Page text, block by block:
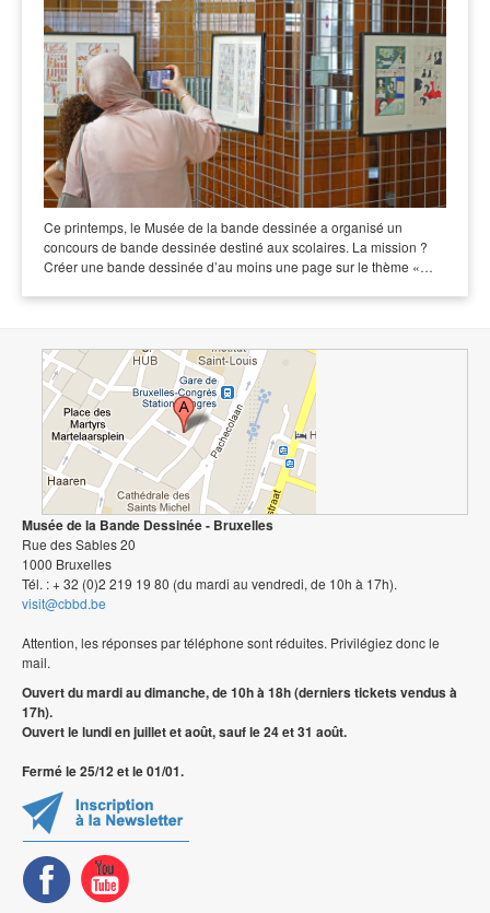
Ce printemps, le Musée de la bande dessinée a organisé un
concours de bande dessinée destiné aux scolaires. La mission ?
Créer une bande dessinée d’au moins une page sur le thème «…
Musée de la Bande Dessinée - Bruxelles
Rue des Sables 20
1000 Bruxelles
Tél. : + 32 (0)2 219 19 80 (du mardi au vendredi, de 10h à 17h).
visit@cbbd.be
Attention, les réponses par téléphone sont réduites. Privilégiez donc le
mail.
Ouvert du mardi au dimanche, de 10h à 18h (derniers tickets vendus à
17h).
Ouvert le lundi en juillet et août, sauf le 24 et 31 août.
Fermé le 25/12 et le 01/01.